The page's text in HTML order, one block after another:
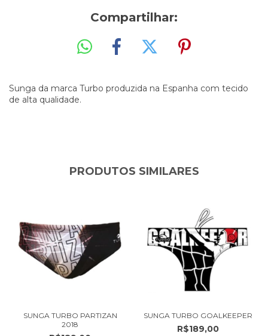
Compartilhar:
Sunga da marca Turbo produzida na Espanha com tecido
de alta qualidade.
PRODUTOS SIMILARES
SUNGA TURBO PARTIZAN
2018
SUNGA TURBO GOALKEEPER
R$189,00